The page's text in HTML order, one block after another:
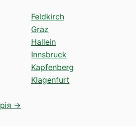
Feldkirch
Graz
Hallein
Innsbruck
Kapfenberg
Klagenfurt
→